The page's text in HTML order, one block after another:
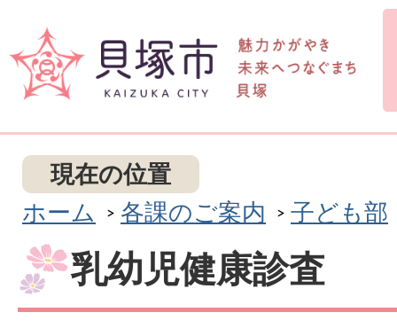
現在の位置
ホーム
各課のご案内 子ども部
乳幼児健康診査